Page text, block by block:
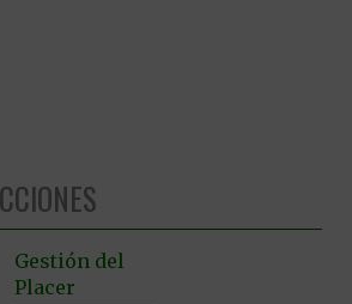
Gestión del
Placer